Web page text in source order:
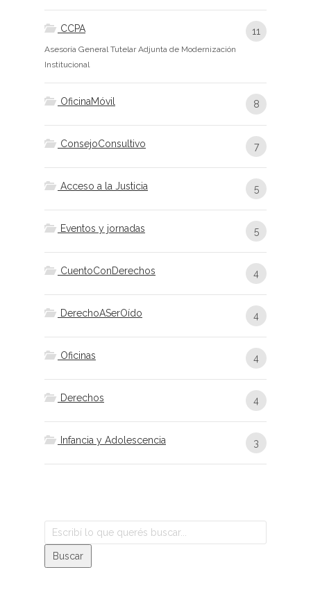
CCPA 11
Asesoría General Tutelar Adjunta de Modernización
Institucional
OficinaMóvil 8
ConsejoConsultivo 7
Acceso a la Justicia 5
Eventos y jornadas 5
CuentoConDerechos 4
DerechoASerOído 4
Oficinas 4
Derechos 4
Infancia y Adolescencia 3